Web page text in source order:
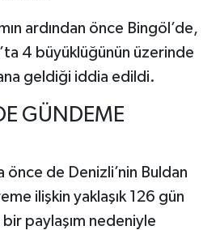
ardından önce Bingöl’de,
4 büyüklüğünün üzerinde
geldiği iddia edildi.
GÜNDEME
önce de Denizli’nin Buldan
ilişkin yaklaşık 126 gün
paylaşım nedeniyle